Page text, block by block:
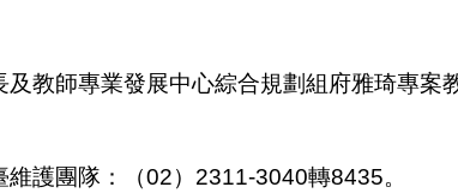
教師專業發展中心綜合規劃組府雅琦專
護團隊：（02）2311-3040轉8435。